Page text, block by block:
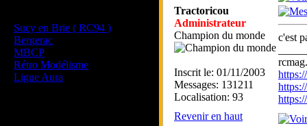
Sucy en Brie ( RC94 )
Bergerac
MBCP
Rétro Modélisme
Ligue Aura
Tractoricou
Administrateur
Champion du monde
Inscrit le: 01/11/2003
Messages: 131211
Localisation: 93
c'est
Revenir en haut